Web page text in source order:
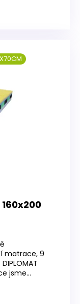
160x200
matrace, 9
jsme...